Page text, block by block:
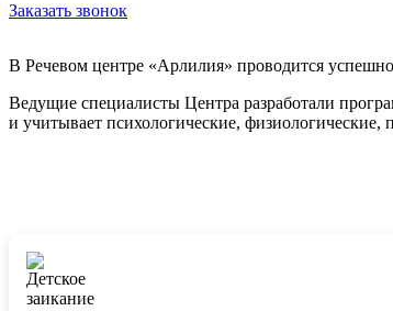
Заказать звонок
В Речевом центре «Арлилия» проводится
Ведущие специалисты Центра разработали
и учитывает психологические,